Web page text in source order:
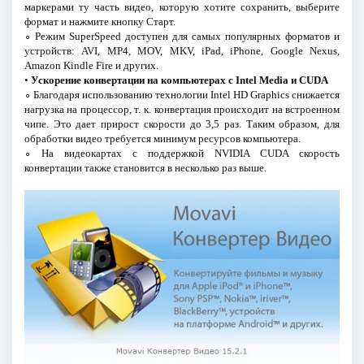
маркерами ту часть видео, которую хотите сохранить, выберите
формат и нажмите кнопку Старт.
∘ Режим SuperSpeed доступен для самых популярных форматов и
устройств: AVI, MP4, MOV, MKV, iPad, iPhone, Google Nexus,
Amazon Kindle Fire и других.
• Ускорение конвертации на компьютерах с Intel Media и CUDA
∘ Благодаря использованию технологии Intel HD Graphics снижается
нагрузка на процессор, т. к. конвертация происходит на встроенном
чипе. Это дает прирост скорости до 3,5 раз. Таким образом, для
обработки видео требуется минимум ресурсов компьютера.
∘ На видеокартах с поддержкой NVIDIA CUDA скорость
конвертации также становится в несколько раз выше.